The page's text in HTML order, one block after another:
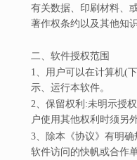
有关数据、印刷材料、
著作权条约以及其他知
二、软件授权范围
1、用户可以在计算机(
示、运行本软件。
2、保留权利:未明示授
户使用其他权利时须另
3、除本《协议》有明
软件访问的快帆或合作